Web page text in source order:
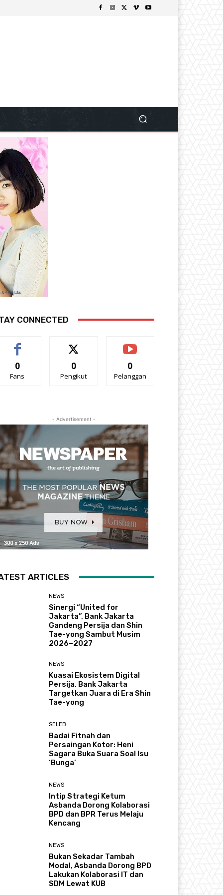
CONNECTED
0
Fans
0
Pengikut
0
Pelanggan
- Advertisement -
ARTICLES
NEWS
Sinergi “United for
Jakarta”, Bank Jakarta
Gandeng Persija dan Shin
Tae-yong Sambut Musim
2026–2027
NEWS
Kuasai Ekosistem Digital
Persija, Bank Jakarta
Targetkan Juara di Era Shin
Tae-yong
SELEB
Badai Fitnah dan
Persaingan Kotor: Heni
Sagara Buka Suara Soal Isu
‘Bunga’
NEWS
Intip Strategi Ketum
Asbanda Dorong Kolaborasi
BPD dan BPR Terus Melaju
Kencang
NEWS
Bukan Sekadar Tambah
Modal, Asbanda Dorong BPD
Lakukan Kolaborasi IT dan
SDM Lewat KUB